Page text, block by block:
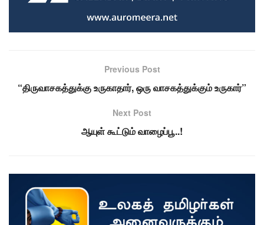
Previous Post
“திருவாசகத்துக்கு உருகாதார், ஒரு வாசகத்துக்கும் உருகார்”
Next Post
ஆயுள் கூட்டும் வாழைப்பூ..!